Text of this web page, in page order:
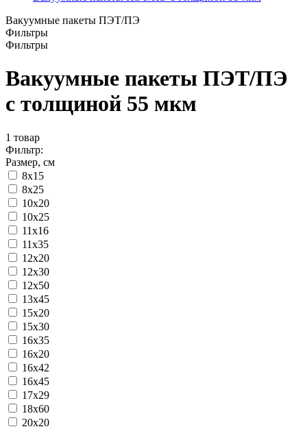
Вакуумные пакеты ПЭТ/ПЭ
Фильтры
Фильтры
Вакуумные пакеты ПЭТ/ПЭ
с толщиной 55 мкм
1 товар
Фильтр:
Размер, см
8x15
8х25
10x20
10x25
11x16
11х35
12x20
12x30
12х50
13x45
15x20
15x30
16x35
16х20
16х42
16х45
17х29
18х60
20x20